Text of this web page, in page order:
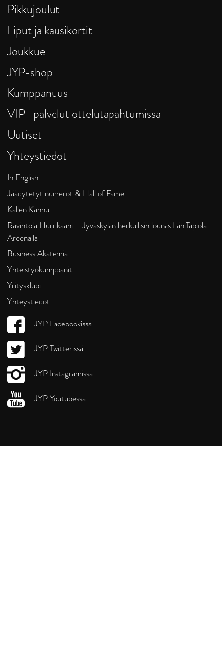
Pikkujoulut
Liput ja kausikortit
Joukkue
JYP-shop
Kumppanuus
VIP -palvelut ottelutapahtumissa
Uutiset
Yhteystiedot
In English
Jäädytetyt numerot & Hall of Fame
Kallen Kannu
Ravintola Hurrikaani – Jyväskylän herkullisin lounas LähiTapiola
Areenalla
Business Akatemia
Yhteistyökumppanit
Yritysklubi
Yhteystiedot
JYP Facebookissa
JYP Twitterissä
JYP Instagramissa
JYP Youtubessa